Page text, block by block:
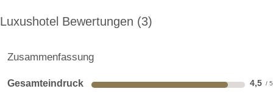
Luxushotel Bewertungen 3
Zusammenfassung
Gesamteindruck 4,5